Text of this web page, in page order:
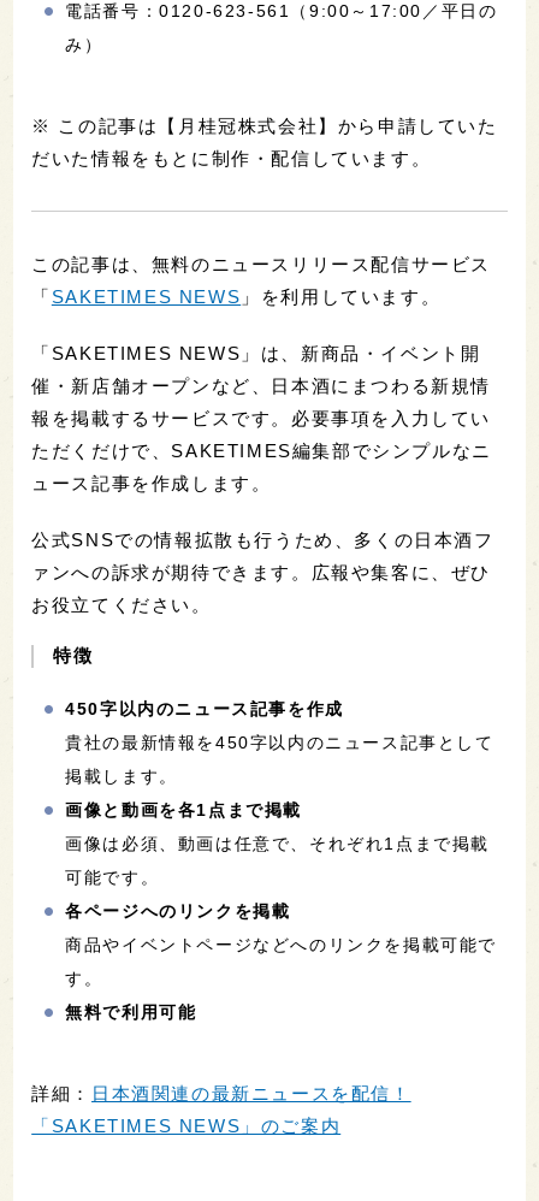
電話番号：0120-623-561（9:00～17:00／平日の
み）
※ この記事は【月桂冠株式会社】から申請していた
だいた情報をもとに制作・配信しています。
この記事は、無料のニュースリリース配信サービス
「 SAKETIMES NEWS 」を利用しています。
「SAKETIMES NEWS」は、新商品・イベント開
催・新店舗オープンなど、日本酒にまつわる新規情
報を掲載するサービスです。必要事項を入力してい
ただくだけで、SAKETIMES編集部でシンプルなニ
ュース記事を作成します。
公式SNSでの情報拡散も行うため、多くの日本酒フ
ァンへの訴求が期待できます。広報や集客に、ぜひ
お役立てください。
特徴
450字以内のニュース記事を作成
貴社の最新情報を450字以内のニュース記事として
掲載します。
画像と動画を各1点まで掲載
画像は必須、動画は任意で、それぞれ1点まで掲載
可能です。
各ページへのリンクを掲載
商品やイベントページなどへのリンクを掲載可能で
す。
無料で利用可能
詳細：
日本酒関連の最新ニュースを配信！
「SAKETIMES NEWS」のご案内